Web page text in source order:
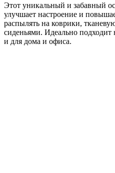
Этот уникальный и забавный
улучшает настроение и
распылять на коврики,
сиденьями. Идеально подходит
и для дома и офиса.